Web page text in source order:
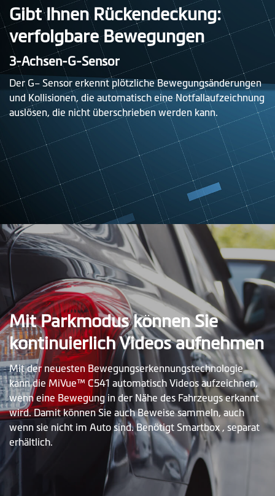
Gibt Ihnen Rückendeckung:
verfolgbare Bewegungen
3-Achsen-G-Sensor
Der G– Sensor erkennt plötzliche Bewegungsänderungen
und Kollisionen, die automatisch eine Notfallaufzeichnung
auslösen, die nicht überschrieben werden kann.
Mit Parkmodus können Sie
kontinuierlich Videos aufnehmen
Mit der neuesten Bewegungserkennungstechnologie
kann die MiVue™ C541 automatisch Videos aufzeichnen,
wenn eine Bewegung in der Nähe des Fahrzeugs erkannt
wird. Damit können Sie auch Beweise sammeln, auch
wenn sie nicht im Auto sind. Benötigt Smartbox , separat
erhältlich.